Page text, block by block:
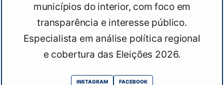
municípios do interior, com foco em
transparência e interesse público.
Especialista em análise política regional
e cobertura das Eleições 2026.
INSTAGRAM FACEBOOK